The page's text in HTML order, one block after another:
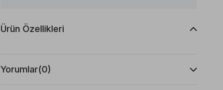
Ürün Özellikleri
Yorumlar(0)